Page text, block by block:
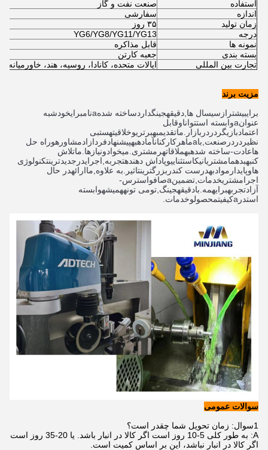
استفاده
صنعت نفت و گاز
اندازه
سفارشی
زمان تولید
۳۵ روز
درجه
YG6/YG8/YG11/YG13
نمونه ها
قابل مذاکره
بسته بندی
جعبه کارتن
تجارت بین المللی
ایالات متحده، کانادا، روسیه، هند،
مزیت برند
برایبیشتر از سیسال ها دقیقهجينگداردساخته شدهaنامبرایخودشبه
عنوانaوابسته استتواناوقابل
اعتمادبازيگر در در بازار ماتقدیمبهبرتریوخلاقیتهستبی
نظیر در در صنعت باaماهر کارکنانآمادهبهپیشنهادفردازادمشاورهوراه حل
هاعادت-ساخته شدهبهملاقاتهر مشتری ميخوادونیازها ماتلاش
کنبهبدهمامشتریانیکاستثناییوپاداش دهندهتجربه اجرایدر جدیدترینتکنولوژی
هاوپایدار موادبهدرست کندر بزرگترينتاثیر به علاوه ماارائهدر حال
اجرامشتریخدمات تضمینaصافواسترس-
آزادتجربهبرایهمه بادقیقهجينگ تومی تونههمیشهوابسته
استدر aکیفیتمحصولوخدمات
سوالات عمومی
1سوال: زمان تحویل شما چقدر است؟
A: به طور کلی 5-10 روز است اگر کالا در انبار باشد. یا 20-35 روز است
اگر کالا در انبار نباشد، این بر اساس کمیت است.